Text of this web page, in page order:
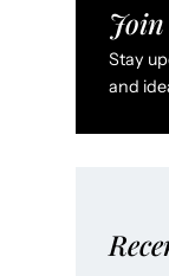
Stay
and